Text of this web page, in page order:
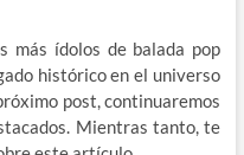
más ídolos de balada pop
histórico en el universo
post, continuaremos
Mientras tanto, te